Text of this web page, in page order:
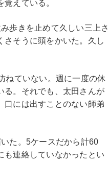
えている。
歩きを止めて久しい三上さ
さそうに頭をかいた。久し
ねていない。週に一度の休
る。それでも、太田さんが
口には出すことのない師弟
た。5ケースだから計60
も連絡していなかったとい